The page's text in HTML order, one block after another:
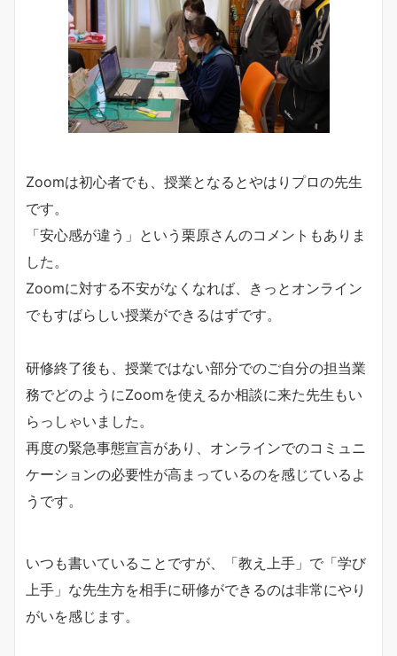
Zoomは初心者でも、授業となるとやはりプロの先生
です。
「安心感が違う」という栗原さんのコメントもありま
した。
Zoomに対する不安がなくなれば、きっとオンライン
でもすばらしい授業ができるはずです。
研修終了後も、授業ではない部分でのご自分の担当業
務でどのようにZoomを使えるか相談に来た先生もい
らっしゃいました。
再度の緊急事態宣言があり、オンラインでのコミュニ
ケーションの必要性が高まっているのを感じているよ
うです。
いつも書いていることですが、「教え上手」で「学び
上手」な先生方を相手に研修ができるのは非常にやり
がいを感じます。